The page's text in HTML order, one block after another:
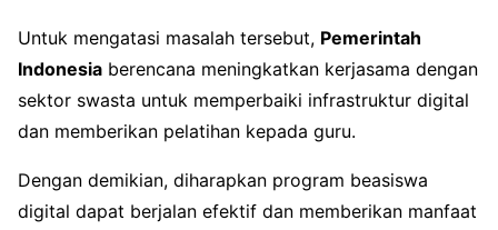
Untuk mengatasi masalah tersebut, Pemerintah
Indonesia berencana meningkatkan kerjasama dengan
sektor swasta untuk memperbaiki infrastruktur digital
dan memberikan pelatihan kepada guru.
Dengan demikian, diharapkan program beasiswa
digital dapat berjalan efektif dan memberikan manfaat